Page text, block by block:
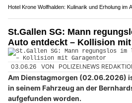
Hotel Krone Wolfhalden: Kulinarik und Erholung im
St.Gallen SG: Mann
Auto entdeckt – Kollision
03.06.26 VON POLIZEI.NEWS
Am Dienstagmorgen (02.06.2026)
in seinem Fahrzeug an der
aufgefunden worden.